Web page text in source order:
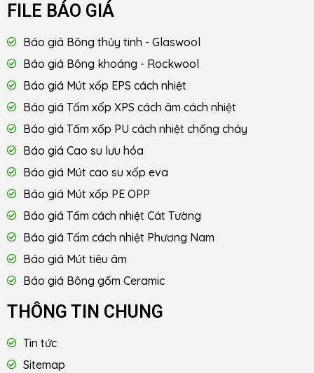
FILE BÁO GIÁ
Báo giá Bông thủy tinh - Glaswool
Báo giá Bông khoáng - Rockwool
Báo giá Mút xốp EPS cách nhiệt
Báo giá Tấm xốp XPS cách âm cách nhiệt
Báo giá Tấm xốp PU cách nhiệt chống cháy
Báo giá Cao su lưu hóa
Báo giá Mút cao su xốp eva
Báo giá Mút xốp PE OPP
Báo giá Tấm cách nhiệt Cát Tường
Báo giá Tấm cách nhiệt Phương Nam
Báo giá Mút tiêu âm
Báo giá Bông gốm Ceramic
THÔNG TIN CHUNG
Tin tức
Sitemap